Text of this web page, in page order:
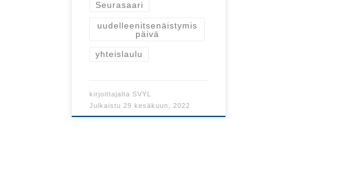
Seurasaari
uudelleenitsenäistymis
päivä
yhteislaulu
kirjoittajaltaSVYL
Julkaistu 29 kesäkuun, 2022